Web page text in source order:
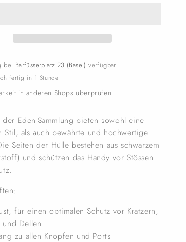
bei Barfüsserplatz 23 (Basel) verfügbar
fertig in 1 Stunde
in anderen Shops überprüfen
der Eden-Sammlung bieten sowohl eine
Stil, als auch bewährte und hochwertige
Seiten der Hülle bestehen aus schwarzem
und schützen das Handy vor Stössen
für einen optimalen Schutz vor Kratzern,
und Dellen
zu allen Knöpfen und Ports